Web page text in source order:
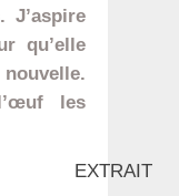
J’aspire
qu’elle
les
EXTRAIT